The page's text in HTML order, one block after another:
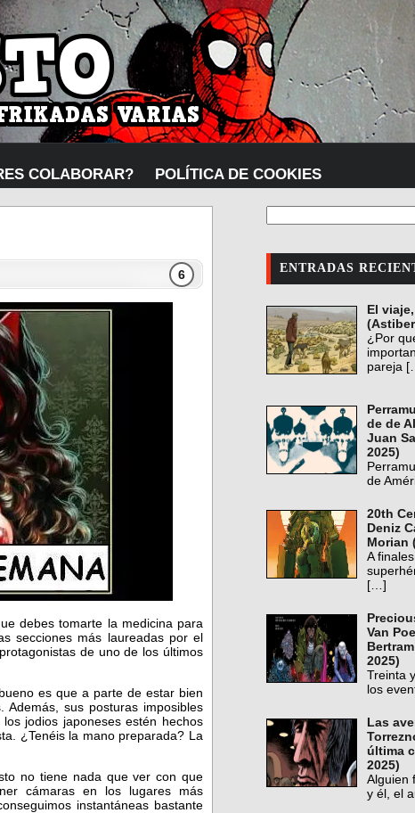
COLABORAR? POLÍTICA DE COOKIES
6
debes tomarte la medicina para
secciones más laureadas por el
de uno de los últimos
es que a parte de estar bien
sus posturas imposibles
jodios japoneses estén hechos
¿Tenéis la mano preparada? La
no tiene nada que ver con que
cámaras en los lugares más
instantáneas bastante
ENTRADAS
El
¿Por
pareja
de de
Juan
2025)
de
20th
Deniz
Morian
A
[…]
Van
2025)
Treinta
los
Las
última
2025)
Alguien
y él, el